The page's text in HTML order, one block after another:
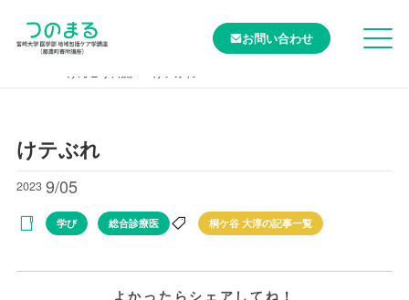
お問い合わせ
けテぶれ
2023 9/05
学び 総合診療医 桐ケ谷 大淳の記事一覧
よかったらシェアしてね！